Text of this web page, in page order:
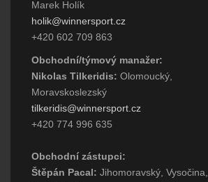
Marek Holík
holik@winnersport.cz
+420 602 709 863
Obchodní/týmový manažer:
Nikolas Tilkeridis: Olomoucký,
Moravskoslezský
tilkeridis@winnersport.cz
+420 774 996 635
Obchodní zástupci:
Štěpán Pacal: Jihomoravský, Vysočina,